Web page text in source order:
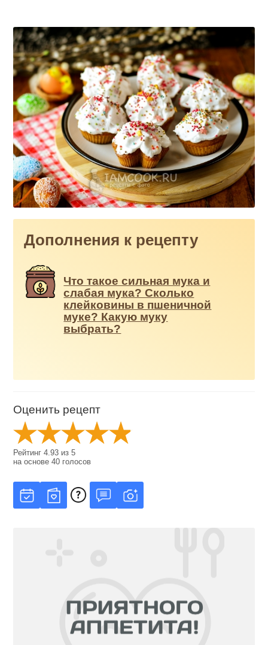
Дополнения к рецепту
Что такое сильная мука и
слабая мука? Сколько
клейковины в пшеничной
муке? Какую муку
выбрать?
Оценить рецепт
Рейтинг4.93 из5
на основе40 голосов